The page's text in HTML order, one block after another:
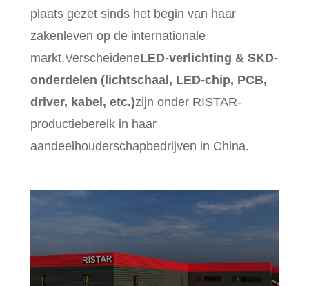
plaats gezet sinds het begin van haar
zakenleven op de internationale
markt.VerscheideneLED-verlichting & SKD-
onderdelen (lichtschaal, LED-chip, PCB,
driver, kabel, etc.)zijn onder RISTAR-
productiebereik in haar
aandeelhouderschapbedrijven in China.